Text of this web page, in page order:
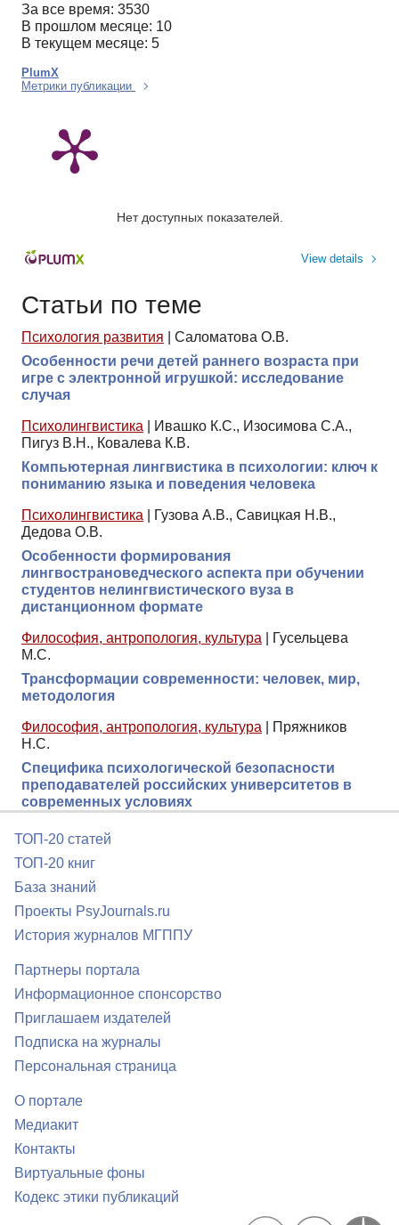
За все время: 3530
В прошлом месяце: 10
В текущем месяце: 5
PlumX
Метрики публикации
Нет доступных показателей.
View details
Статьи по теме
Психология развития
Саломатова О.В.
Особенности речи детей раннего возраста при
игре с электронной игрушкой: исследование
случая
Психолингвистика
Ивашко К.С., Изосимова С.А.,
Пигуз В.Н., Ковалева К.В.
Компьютерная лингвистика в психологии: ключ к
пониманию языка и поведения человека
Психолингвистика
Гузова А.В., Савицкая Н.В.,
Дедова О.В.
Особенности формирования
лингвострановедческого аспекта при обучении
студентов нелингвистического вуза в
дистанционном формате
Философия, антропология, культура
Гусельцева
М.С.
Трансформации современности: человек, мир,
методология
Философия, антропология, культура
Пряжников
Н.С.
Специфика психологической безопасности
преподавателей российских университетов в
современных условиях
ТОП-20 статей
ТОП-20 книг
База знаний
Проекты PsyJournals.ru
История журналов МГППУ
Партнеры портала
Информационное спонсорство
Приглашаем издателей
Подписка на журналы
Персональная страница
О портале
Медиакит
Контакты
Виртуальные фоны
Кодекс этики публикаций